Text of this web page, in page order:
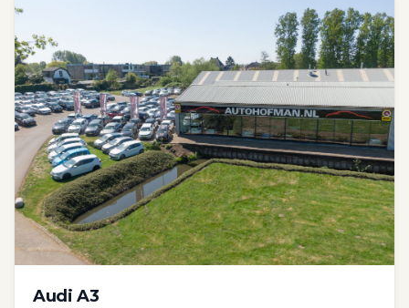
Audi A3